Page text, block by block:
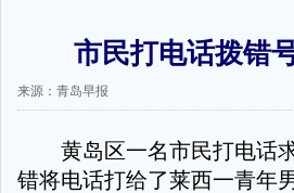
市民打电话拨错
来源：青岛早报
黄岛区一名市民打电话求
错将电话打给了莱西一青年